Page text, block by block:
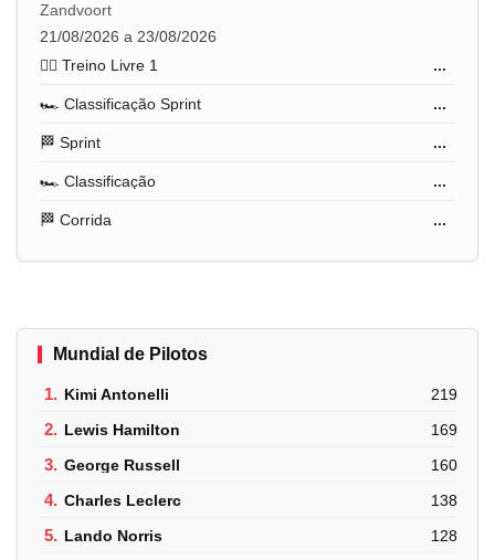
Zandvoort
21/08/2026 a 23/08/2026
🏋️‍♂️ Treino Livre 1
...
🏎️ Classificação Sprint ...
🏁 Sprint ...
🏎️ Classificação ...
🏁 Corrida ...
Mundial de Pilotos
1. Kimi Antonelli 219
2. Lewis Hamilton 169
3. George Russell 160
4. Charles Leclerc 138
5. Lando Norris 128